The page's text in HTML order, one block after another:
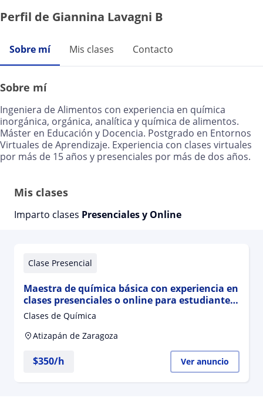
Perfil de Giannina Lavagni B
Sobre mí Mis clases Contacto
Sobre mí
Ingeniera de Alimentos con experiencia en química
inorgánica, orgánica, analítica y química de alimentos.
Máster en Educación y Docencia. Postgrado en Entornos
Virtuales de Aprendizaje. Experiencia con clases virtuales
por más de 15 años y presenciales por más de dos años.
Mis clases
Imparto clases Presenciales y Online
Clase Presencial
Maestra de química básica con experiencia en
clases presenciales o online para estudiantes
de secundaria
Clases de Química
Atizapán de Zaragoza
$350/h Ver anuncio